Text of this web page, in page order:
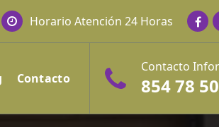
Horario Atención 24 Horas
Contacto
Contacto
854 78